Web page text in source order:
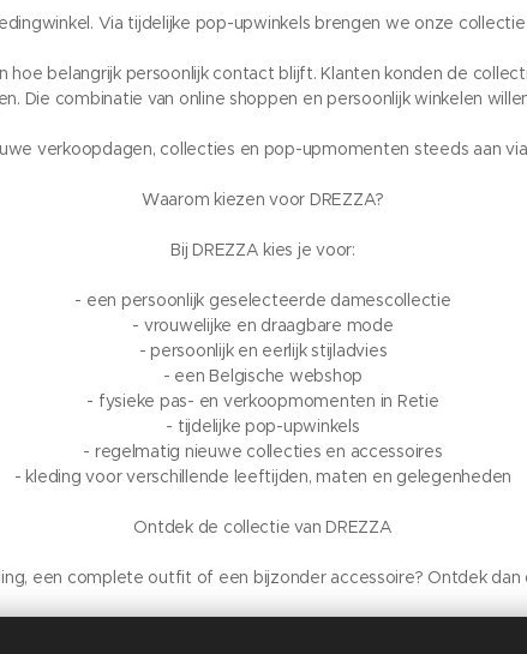
Via tijdelijke pop-upwinkels brengen we onze
belangrijk persoonlijk contact blijft. Klanten konden de
Die combinatie van online shoppen en persoonlijk winkelen
verkoopdagen, collecties en pop-upmomenten steeds aan
Waarom kiezen voor DREZZA?
Bij DREZZA kies je voor:
- een persoonlijk geselecteerde damescollectie
- vrouwelijke en draagbare mode
- persoonlijk en eerlijk stijladvies
- een Belgische webshop
- fysieke pas- en verkoopmomenten in Retie
- tijdelijke pop-upwinkels
- regelmatig nieuwe collecties en accessoires
- kleding voor verschillende leeftijden, maten en gelegenheden
Ontdek de collectie van DREZZA
een complete outfit of een bijzonder accessoire? Ontdek